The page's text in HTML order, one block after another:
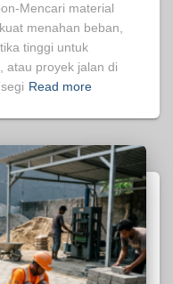
Mencari material
menahan beban,
tinggi untuk
atau proyek jalan di
Read more